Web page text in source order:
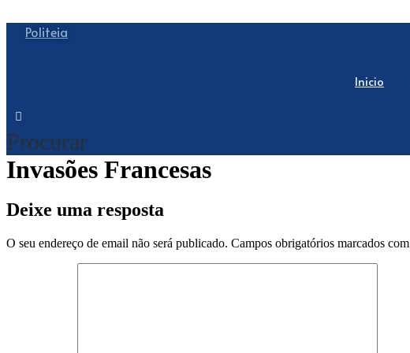
Politeia
Inicio
Procurar
Invasões Francesas
Deixe uma resposta
O seu endereço de email não será publicado. Campos obrigatórios marcados com